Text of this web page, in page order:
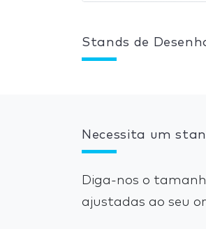
Stands de
Necessita um
Diga-nos o
ajustadas ao seu